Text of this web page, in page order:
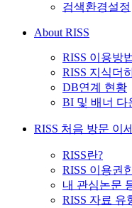
검색환경설정
About RISS
RISS 이용방
RISS 지식더
DB연계 현황
BI 및 배너 다
RISS 처음 방문 이
RISS란?
RISS 이용권
내 관심논문
RISS 자료 유